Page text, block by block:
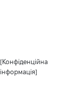
[Конфіденційна
інформація]